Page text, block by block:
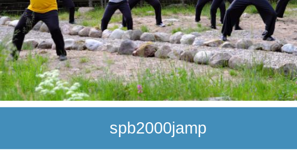
spb2000jamp